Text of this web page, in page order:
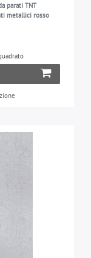
parati TNT
metallici rosso